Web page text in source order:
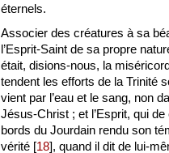
éternels.
Associer des créatures à sa
l’Esprit-Saint de sa propre
était, disions-nous, la
tendent les efforts de la Trinité
vient par l’eau et le sang, non
Jésus-Christ ; et l’Esprit, qui
bords du Jourdain rendu son
vérité [18], quand il dit de lui-